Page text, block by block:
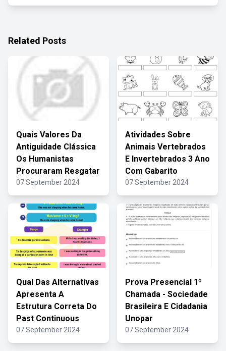
Related Posts
Quais Valores Da
Antiguidade Clássica
Os Humanistas
Procuraram Resgatar
07 September 2024
Atividades Sobre
Animais Vertebrados
E Invertebrados 3 Ano
Com Gabarito
07 September 2024
Qual Das Alternativas
Apresenta A
Estrutura Correta Do
Past Continuous
07 September 2024
Prova Presencial 1º
Chamada - Sociedade
Brasileira E Cidadania
Unopar
07 September 2024